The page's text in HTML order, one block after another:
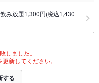
み放題1,300円(税込1,430
しました。
新してください。
する